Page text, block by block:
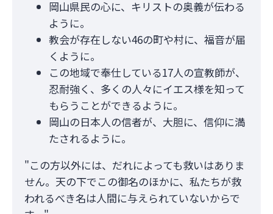
岡山県民の心に、キリストの奥義が伝わる
ように。
教会が存在しない46の町や村に、福音が届
くように。
この地域で奉仕している17人の宣教師が、
忍耐強く、多くの人々にイエス様を知って
もらうことができるように。
岡山の日本人の信者が、大胆に、信仰に満
たされるように。
"この方以外には、だれによっても救いはありま
せん。天の下でこの御名のほかに、私たちが救
われるべき名は人間に与えられていないからで